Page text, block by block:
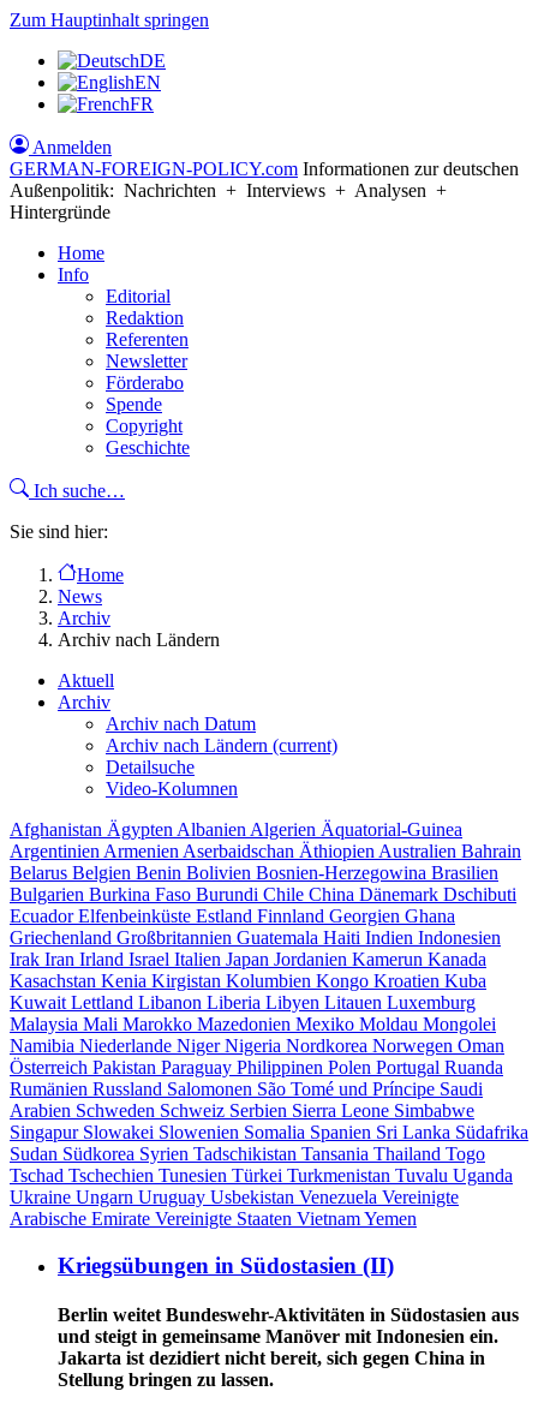
Zum Hauptinhalt springen
DE
EN
FR
Anmelden
GERMAN-FOREIGN-POLICY.com Informationen zur deutschen
Außenpolitik: Nachrichten + Interviews + Analysen +
Hintergründe
Home
Info
Editorial
Redaktion
Referenten
Newsletter
Förderabo
Spende
Copyright
Geschichte
Ich suche…
Sie sind hier:
Home
News
Archiv
Archiv nach Ländern
Aktuell
Archiv
Archiv nach Datum
Archiv nach Ländern (current)
Detailsuche
Video-Kolumnen
Afghanistan Ägypten Albanien Algerien Äquatorial-Guinea
Argentinien Armenien Aserbaidschan Äthiopien Australien Bahrain
Belarus Belgien Benin Bolivien Bosnien-Herzegowina Brasilien
Bulgarien Burkina Faso Burundi Chile China Dänemark Dschibuti
EcuadorElfenbeinküste Estland Finnland Georgien Ghana
Griechenland Großbritannien Guatemala Haiti Indien Indonesien
Irak Iran Irland Israel Italien Japan Jordanien Kamerun Kanada
Kasachstan Kenia Kirgistan Kolumbien Kongo Kroatien Kuba
Kuwait Lettland Libanon Liberia Libyen Litauen Luxemburg
Malaysia Mali Marokko Mazedonien Mexiko Moldau Mongolei
Namibia Niederlande NigerNigeria Nordkorea Norwegen Oman
Österreich Pakistan Paraguay Philippinen Polen Portugal Ruanda
Rumänien Russland Salomonen São Tomé und Príncipe Saudi
Arabien Schweden Schweiz Serbien Sierra Leone Simbabwe
Singapur Slowakei Slowenien Somalia Spanien Sri Lanka Südafrika
Sudan Südkorea Syrien Tadschikistan Tansania Thailand Togo
Tschad Tschechien Tunesien Türkei Turkmenistan Tuvalu Uganda
Ukraine Ungarn Uruguay Usbekistan Venezuela Vereinigte
Arabische Emirate Vereinigte Staaten VietnamYemen
Kriegsübungen in Südostasien (II)
Berlin weitet Bundeswehr-Aktivitäten in Südostasien aus
und steigt in gemeinsame Manöver mit Indonesien ein.
Jakarta ist dezidiert nicht bereit, sich gegen China in
Stellung bringen zu lassen.